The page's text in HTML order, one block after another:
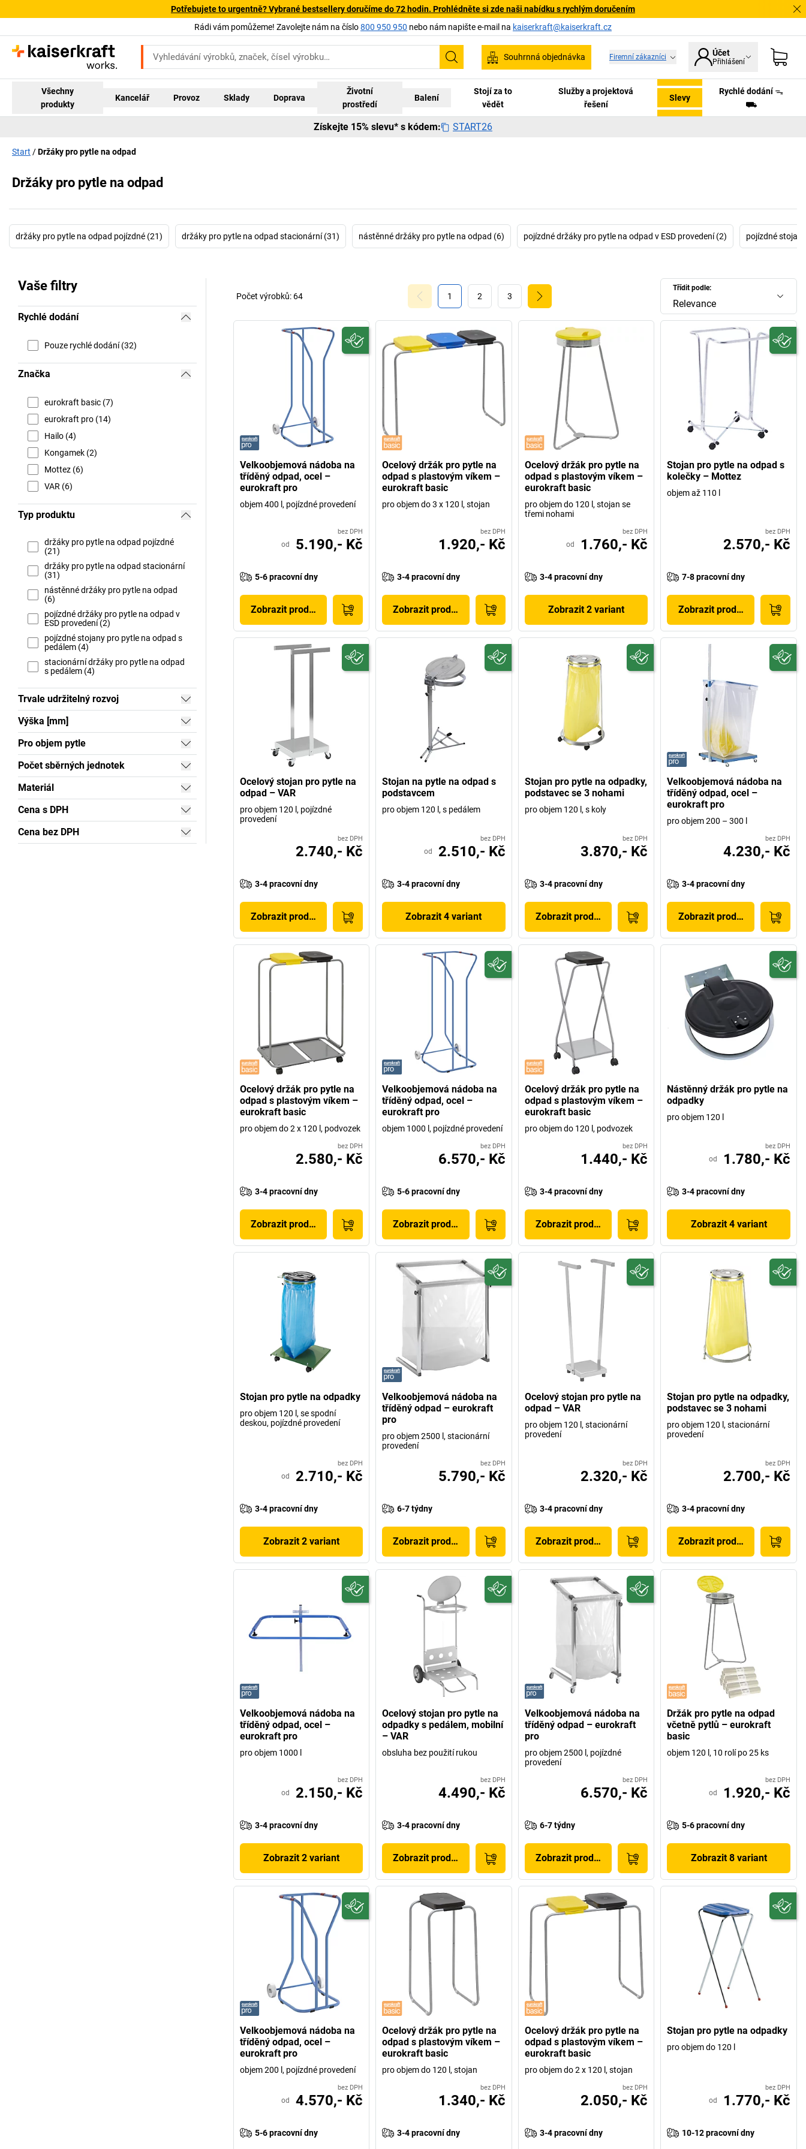
Potřebujete to urgentně? Vybrané bestsellery doručíme do 72 hodin. Prohlédněte si zde naši nabídku s rychlým doručením
Rádi vám pomůžeme! Zavolejte nám na číslo800 950 950 nebo nám napište e-mail na kaiserkraft@kaiserkraft.cz
Hledání
Souhrnná objednávka Firemní zákazníci Účet
Přihlášení
Všechny
produkty
Kancelář Provoz Sklady Doprava
Životní
prostředí
Balení
Stojí za to
vědět
Služby a projektová
řešení
Slevy
Rychlé dodání ᯓ
⛟
Získejte 15% slevu* s kódem: START26
Start Držáky pro pytle na odpad
Držáky pro pytle na odpad
držáky pro pytle na odpad pojízdné (21) držáky pro pytle na odpad stacionární (31) nástěnné držáky pro pytle na odpad (6) pojízdné držáky pro pytle na odpad v ESD provedení (2) pojízdné
Vaše filtry
Rychlé dodání
Pouze rychlé dodání (32)
Značka
eurokraft basic (7)
eurokraft pro (14)
Hailo (4)
Kongamek (2)
Mottez (6)
VAR (6)
Typ produktu
držáky pro pytle na odpad pojízdné
(21)
držáky pro pytle na odpad stacionární
(31)
nástěnné držáky pro pytle na odpad
(6)
pojízdné držáky pro pytle na odpad v
ESD provedení (2)
pojízdné stojany pro pytle na odpad s
pedálem (4)
stacionární držáky pro pytle na odpad
s pedálem (4)
Trvale udržitelný rozvoj
Výška [mm]
Pro objem pytle
Počet sběrných jednotek
Materiál
Cena s DPH
Cena bez DPH
Třídit podle:
Relevance
1 2 3
Počet výrobků: 64
Velkoobjemová nádoba na
tříděný odpad, ocel –
eurokraft pro
objem 400 l, pojízdné provedení
bez DPH
od 5.190,- Kč
5-6 pracovní dny
Zobrazit produkt
Ocelový držák pro pytle na
odpad s plastovým víkem –
eurokraft basic
pro objem do 3 x 120 l, stojan
bez DPH
1.920,- Kč
3-4 pracovní dny
Zobrazit produkt
Ocelový držák pro pytle na
odpad s plastovým víkem –
eurokraft basic
pro objem do 120 l, stojan se
třemi nohami
bez DPH
od 1.760,- Kč
3-4 pracovní dny
Zobrazit 2 variant
Stojan pro pytle na odpad s
kolečky – Mottez
objem až 110 l
bez DPH
2.570,- Kč
7-8 pracovní dny
Zobrazit produkt
Ocelový stojan pro pytle na
odpad – VAR
pro objem 120 l, pojízdné
provedení
bez DPH
2.740,- Kč
3-4 pracovní dny
Zobrazit produkt
Stojan na pytle na odpad s
podstavcem
pro objem 120 l, s pedálem
bez DPH
od 2.510,- Kč
3-4 pracovní dny
Zobrazit 4 variant
Stojan pro pytle na odpadky,
podstavec se 3 nohami
pro objem 120 l, s koly
bez DPH
3.870,- Kč
3-4 pracovní dny
Zobrazit produkt
Velkoobjemová nádoba na
tříděný odpad, ocel –
eurokraft pro
pro objem 200 – 300 l
bez DPH
4.230,- Kč
3-4 pracovní dny
Zobrazit produkt
Ocelový držák pro pytle na
odpad s plastovým víkem –
eurokraft basic
pro objem do 2 x 120 l, podvozek
bez DPH
2.580,- Kč
3-4 pracovní dny
Zobrazit produkt
Velkoobjemová nádoba na
tříděný odpad, ocel –
eurokraft pro
objem 1000 l, pojízdné provedení
bez DPH
6.570,- Kč
5-6 pracovní dny
Zobrazit produkt
Ocelový držák pro pytle na
odpad s plastovým víkem –
eurokraft basic
pro objem do 120 l, podvozek
bez DPH
1.440,- Kč
3-4 pracovní dny
Zobrazit produkt
Nástěnný držák pro pytle na
odpadky
pro objem 120 l
bez DPH
od 1.780,- Kč
3-4 pracovní dny
Zobrazit 4 variant
Stojan pro pytle na odpadky
pro objem 120 l, se spodní
deskou, pojízdné provedení
bez DPH
od 2.710,- Kč
3-4 pracovní dny
Zobrazit 2 variant
Velkoobjemová nádoba na
tříděný odpad – eurokraft
pro
pro objem 2500 l, stacionární
provedení
bez DPH
5.790,- Kč
6-7 týdny
Zobrazit produkt
Ocelový stojan pro pytle na
odpad – VAR
pro objem 120 l, stacionární
provedení
bez DPH
2.320,- Kč
3-4 pracovní dny
Zobrazit produkt
Stojan pro pytle na odpadky,
podstavec se 3 nohami
pro objem 120 l, stacionární
provedení
bez DPH
2.700,- Kč
3-4 pracovní dny
Zobrazit produkt
Velkoobjemová nádoba na
tříděný odpad, ocel –
eurokraft pro
pro objem 1000 l
bez DPH
od 2.150,- Kč
3-4 pracovní dny
Zobrazit 2 variant
Ocelový stojan pro pytle na
odpadky s pedálem, mobilní
– VAR
obsluha bez použití rukou
bez DPH
4.490,- Kč
3-4 pracovní dny
Zobrazit produkt
Velkoobjemová nádoba na
tříděný odpad – eurokraft
pro
pro objem 2500 l, pojízdné
provedení
bez DPH
6.570,- Kč
6-7 týdny
Zobrazit produkt
Držák pro pytle na odpad
včetně pytlů – eurokraft
basic
objem 120 l, 10 rolí po 25 ks
bez DPH
od 1.920,- Kč
5-6 pracovní dny
Zobrazit 8 variant
Velkoobjemová nádoba na
tříděný odpad, ocel –
eurokraft pro
objem 200 l, pojízdné provedení
bez DPH
od 4.570,- Kč
5-6 pracovní dny
Ocelový držák pro pytle na
odpad s plastovým víkem –
eurokraft basic
pro objem do 120 l, stojan
bez DPH
1.340,- Kč
3-4 pracovní dny
Ocelový držák pro pytle na
odpad s plastovým víkem –
eurokraft basic
pro objem do 2 x 120 l, stojan
bez DPH
2.050,- Kč
3-4 pracovní dny
Stojan pro pytle na odpadky
pro objem do 120 l
bez DPH
od 1.770,- Kč
10-12 pracovní dny